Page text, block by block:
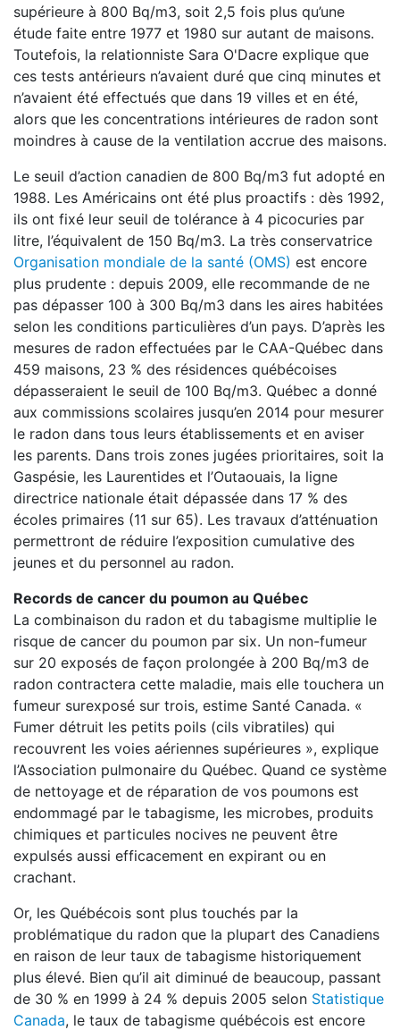
supérieure à 800 Bq/m3, soit 2,5 fois plus qu’une
étude faite entre 1977 et 1980 sur autant de maisons.
Toutefois, la relationniste Sara O'Dacre explique que
ces tests antérieurs n’avaient duré que cinq minutes et
n’avaient été effectués que dans 19 villes et en été,
alors que les concentrations intérieures de radon sont
moindres à cause de la ventilation accrue des maisons.
Le seuil d’action canadien de 800 Bq/m3 fut adopté en
1988. Les Américains ont été plus proactifs : dès 1992,
ils ont fixé leur seuil de tolérance à 4 picocuries par
litre, l’équivalent de 150 Bq/m3. La très conservatrice
Organisation mondiale de la santé (OMS) est encore
plus prudente : depuis 2009, elle recommande de ne
pas dépasser 100 à 300 Bq/m3 dans les aires habitées
selon les conditions particulières d’un pays. D’après les
mesures de radon effectuées par le CAA-Québec dans
459 maisons, 23 % des résidences québécoises
dépasseraient le seuil de 100 Bq/m3. Québec a donné
aux commissions scolaires jusqu’en 2014 pour mesurer
le radon dans tous leurs établissements et en aviser
les parents. Dans trois zones jugées prioritaires, soit la
Gaspésie, les Laurentides et l’Outaouais, la ligne
directrice nationale était dépassée dans 17 % des
écoles primaires (11 sur 65). Les travaux d’atténuation
permettront de réduire l’exposition cumulative des
jeunes et du personnel au radon.
Records de cancer du poumon au Québec
La combinaison du radon et du tabagisme multiplie le
risque de cancer du poumon par six. Un non-fumeur
sur 20 exposés de façon prolongée à 200 Bq/m3 de
radon contractera cette maladie, mais elle touchera un
fumeur surexposé sur trois, estime Santé Canada. «
Fumer détruit les petits poils (cils vibratiles) qui
recouvrent les voies aériennes supérieures », explique
l’Association pulmonaire du Québec. Quand ce système
de nettoyage et de réparation de vos poumons est
endommagé par le tabagisme, les microbes, produits
chimiques et particules nocives ne peuvent être
expulsés aussi efficacement en expirant ou en
crachant.
Or, les Québécois sont plus touchés par la
problématique du radon que la plupart des Canadiens
en raison de leur taux de tabagisme historiquement
plus élevé. Bien qu’il ait diminué de beaucoup, passant
de 30 % en 1999 à 24 % depuis 2005 selon Statistique
Canada, le taux de tabagisme québécois est encore